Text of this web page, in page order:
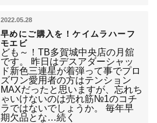
2022.05.28
早めにご購入を！ケイムラハーフ
モエビ
ども～！TB多賀城中央店の月舘
です。 昨日はデスアダーシャッ
ド新色三連星が着弾って事でプロ
ズワン愛用者の方はテンション
MAXだったと思いますが、忘れち
ゃいけないのは売れ筋№1のコチ
ラではないでしょうか。 毎年早
期欠品とな…続く